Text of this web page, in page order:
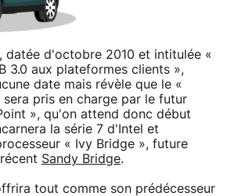
datée d'octobre 2010 et intitulée «
3.0 aux plateformes clients »,
date mais révèle que le «
sera pris en charge par le futur
», qu'on attend donc début
la série 7 d'Intel et
« Ivy Bridge », future
Sandy Bridge.
tout comme son prédécesseur